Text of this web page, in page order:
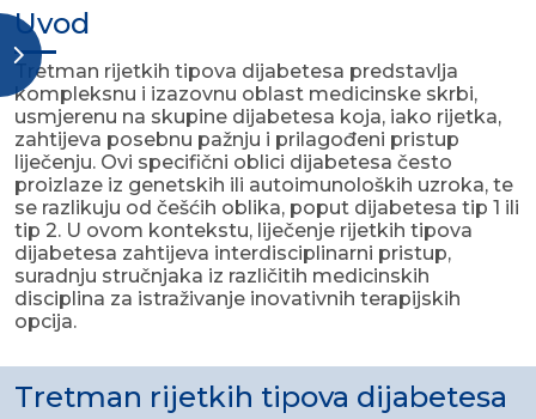
Uvod
Tretman rijetkih tipova dijabetesa predstavlja
kompleksnu i izazovnu oblast medicinske skrbi,
usmjerenu na skupine dijabetesa koja, iako rijetka,
zahtijeva posebnu pažnju i prilagođeni pristup
liječenju. Ovi specifični oblici dijabetesa često
proizlaze iz genetskih ili autoimunoloških uzroka, te
se razlikuju od češćih oblika, poput dijabetesa tip 1 ili
tip 2. U ovom kontekstu, liječenje rijetkih tipova
dijabetesa zahtijeva interdisciplinarni pristup,
suradnju stručnjaka iz različitih medicinskih
disciplina za istraživanje inovativnih terapijskih
opcija.
Tretman rijetkih tipova dijabetesa